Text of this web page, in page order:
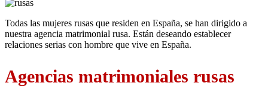
Todas las mujeres rusas que residen en España, se han dirigido a
nuestra agencia matrimonial rusa. Están deseando establecer
relaciones serias con hombre que vive en España.
Agencias matrimoniales rusas